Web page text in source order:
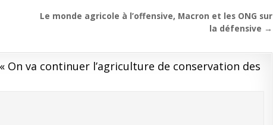
Le monde agricole à l’offensive, Macron et les ONG sur
la défensive →
On va continuer l’agriculture de conservation des